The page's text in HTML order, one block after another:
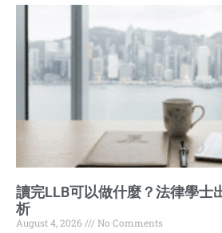
讀完LLB可以做什麼？法律學士
析
August 4, 2026
No Comments